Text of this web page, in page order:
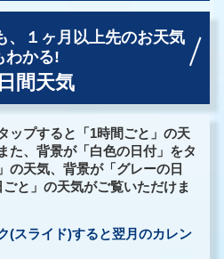
１ヶ月以上先のお天気
わかる!
間天気
ップすると「1時間ごと」の天
た、背景が「白色の日付」をタ
の天気、背景が「グレーの日
と」の天気がご覧いただけま
(スライド)すると翌月のカレン